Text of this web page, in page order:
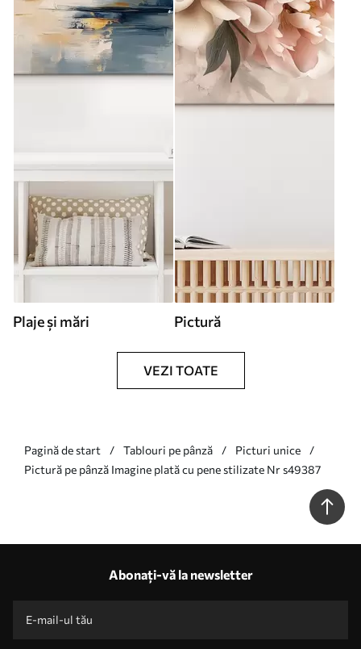
Plaje și mări Pictură
VEZI TOATE
Pagină de start Tablouri pe pânză
Picturi unice
Pictură pe pânză Imagine plată cu pene stilizate Nr s49387
Abonați-vă la newsletter